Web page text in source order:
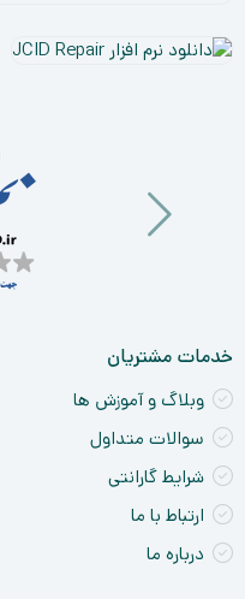
خدمات مشتریان
وبلاگ و آموزش ها
سوالات متداول
شرایط گارانتی
ارتباط با ما
درباره ما